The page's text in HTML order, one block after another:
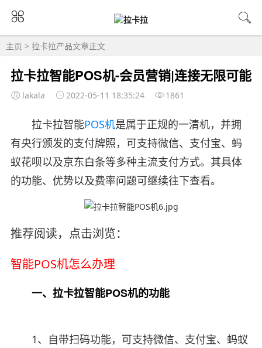
主页 > 拉卡拉产品文章正文
拉卡拉智能POS机-会员营销|连接无限可能
lakala 2022-05-11 18:35:24 1861
拉卡拉智能POS机是属于正规的一清机，并拥
有央行颁发的支付牌照，可支持微信、支付宝、蚂
蚁花呗以及京东白条等多种主流支付方式。其具体
的功能、优势以及费率问题可继续往下查看。
推荐阅读，点击浏览：
智能POS机怎么办理
一、拉卡拉智能POS机的功能
1、自带扫码功能，可支持微信、支付宝、蚂蚁